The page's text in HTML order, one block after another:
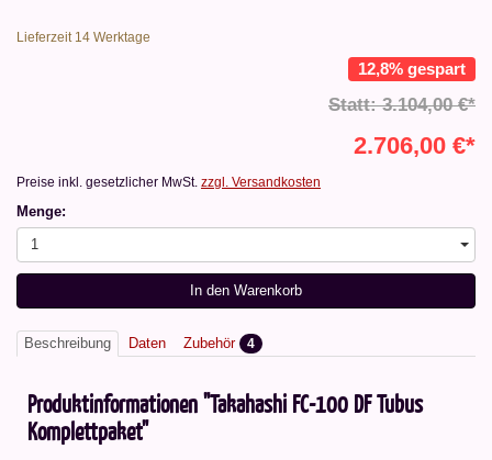
Lieferzeit 14 Werktage
12,8% gespart
Statt: 3.104,00 €*
2.706,00 €*
Preise inkl. gesetzlicher MwSt. zzgl. Versandkosten
Menge:
1
In den Warenkorb
Beschreibung Daten Zubehör 4
Produktinformationen "Takahashi FC-100 DF Tubus
Komplettpaket"